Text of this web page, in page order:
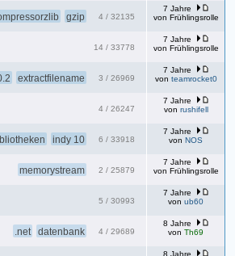
4 / 32135
gzip
7 Jahre
von Frühlingsrolle
14 / 33778
7 Jahre
von Frühlingsrolle
3 / 26969
extractfilename
7 Jahre
von teamrocket0
4 / 26247
7 Jahre
von rushifell
6 / 33918
indy 10
7 Jahre
von NOS
2 / 25879
memorystream
7 Jahre
von Frühlingsrolle
5 / 30993
7 Jahre
von ub60
4 / 29689
.net datenbank
8 Jahre
von Th69
8 Jahre